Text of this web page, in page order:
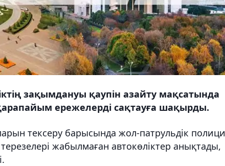
зақымдануы қаупін азайту мақсатында
ережелерді сақтауға шақырды.
тексеру барысында жол-патрульдік
жабылмаған автокөліктер анықтады,